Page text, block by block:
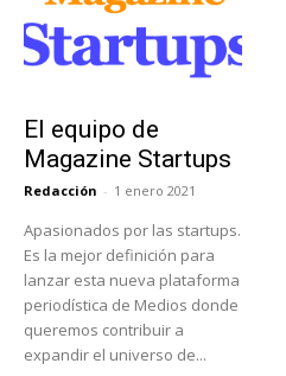
El equipo de
Magazine Startups
Redacción - 1 enero 2021
Apasionados por las startups.
Es la mejor definición para
lanzar esta nueva plataforma
periodística de Medios donde
queremos contribuir a
expandir el universo de...